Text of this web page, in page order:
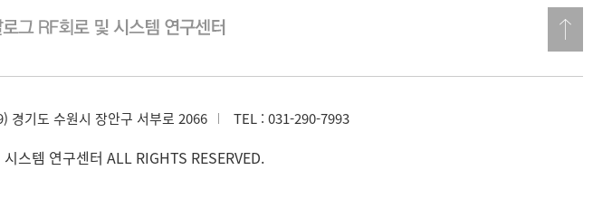
경기도 수원시 장안구 서부로 2066 TEL : 031-290-7993
스템 연구센터 ALL RIGHTS RESERVED.